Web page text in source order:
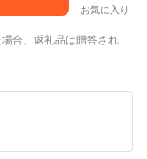
お気に入り
合、返礼品は贈答され